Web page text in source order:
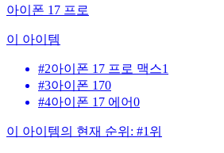
아이폰 17 프로
이 아이템
#2아이폰 17 프로 맥스1
#3아이폰 170
#4아이폰 17 에어0
이 아이템의 현재 순위: #1위